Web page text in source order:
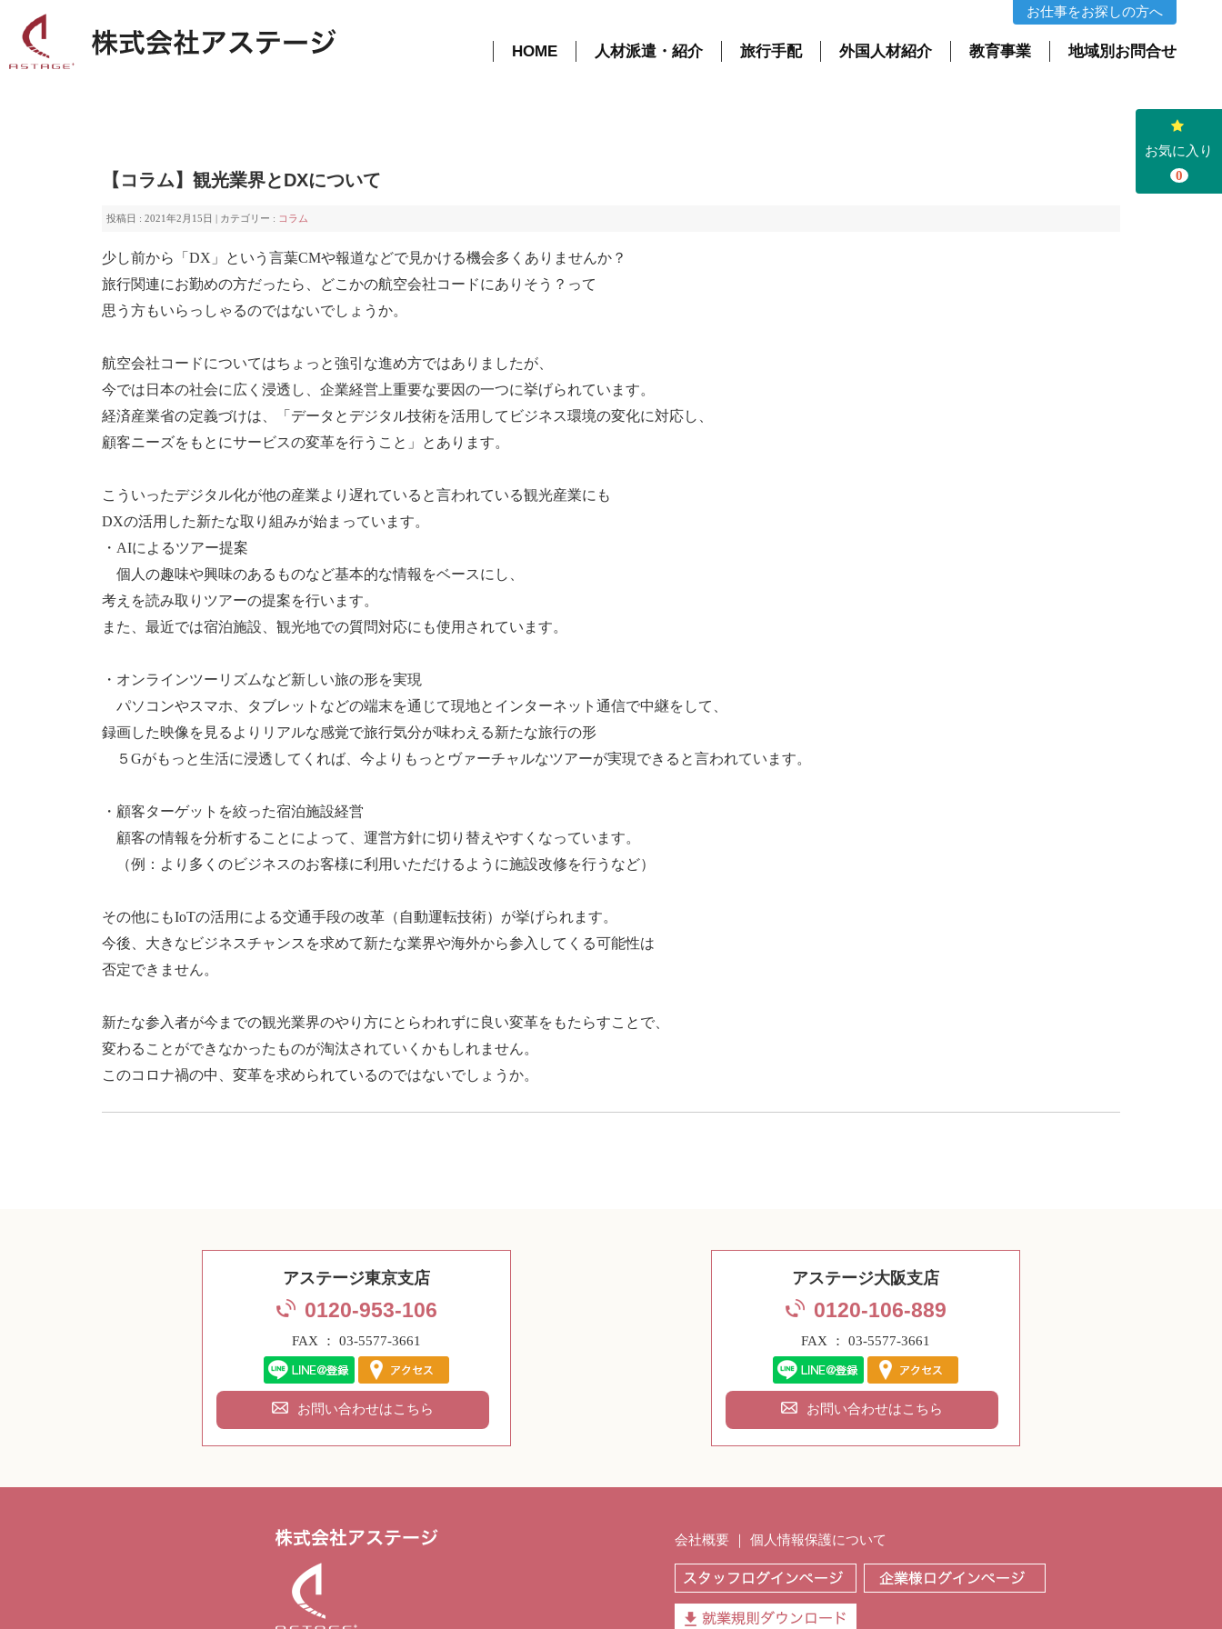
お仕事をお探しの方へ
HOME 人材派遣・紹介 旅行手配 外国人材紹介 教育事業 地域別お問合せ
お気に入り
0
【コラム】観光業界とDXについて
投稿日 : 2021年2月15日 | カテゴリー : コラム
少し前から「DX」という言葉CMや報道などで見かける機会多くありませんか？
旅行関連にお勤めの方だったら、どこかの航空会社コードにありそう？って
思う方もいらっしゃるのではないでしょうか。
航空会社コードについてはちょっと強引な進め方ではありましたが、
今では日本の社会に広く浸透し、企業経営上重要な要因の一つに挙げられています。
経済産業省の定義づけは、「データとデジタル技術を活用してビジネス環境の変化に対応し、
顧客ニーズをもとにサービスの変革を行うこと」とあります。
こういったデジタル化が他の産業より遅れていると言われている観光産業にも
DXの活用した新たな取り組みが始まっています。
・AIによるツアー提案
個人の趣味や興味のあるものなど基本的な情報をベースにし、
考えを読み取りツアーの提案を行います。
また、最近では宿泊施設、観光地での質問対応にも使用されています。
・オンラインツーリズムなど新しい旅の形を実現
パソコンやスマホ、タブレットなどの端末を通じて現地とインターネット通信で中継をして、
録画した映像を見るよりリアルな感覚で旅行気分が味わえる新たな旅行の形
５Gがもっと生活に浸透してくれば、今よりもっとヴァーチャルなツアーが実現できると言われています。
・顧客ターゲットを絞った宿泊施設経営
顧客の情報を分析することによって、運営方針に切り替えやすくなっています。
（例：より多くのビジネスのお客様に利用いただけるように施設改修を行うなど）
その他にもIoTの活用による交通手段の改革（自動運転技術）が挙げられます。
今後、大きなビジネスチャンスを求めて新たな業界や海外から参入してくる可能性は
否定できません。
新たな参入者が今までの観光業界のやり方にとらわれずに良い変革をもたらすことで、
変わることができなかったものが淘汰されていくかもしれません。
このコロナ禍の中、変革を求められているのではないでしょうか。
アステージ東京支店
0120-953-106
FAX ： 03-5577-3661
お問い合わせはこちら
アステージ大阪支店
0120-106-889
FAX ： 03-5577-3661
お問い合わせはこちら
会社概要 ｜ 個人情報保護について